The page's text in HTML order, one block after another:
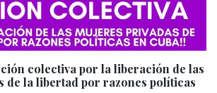
colectiva por la liberación de las
de la libertad por razones políticas